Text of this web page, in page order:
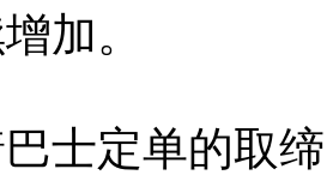
加。
士定单的取